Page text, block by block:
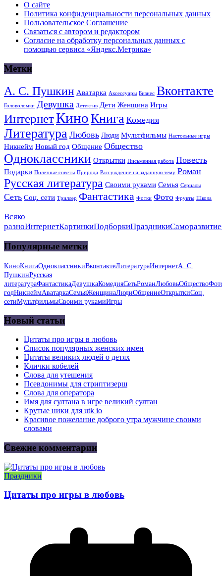
О сайте
Политика конфиденциальности персональных данных
Пользовательское Соглашение
Связаться с автором и редактором
Согласие на обработку персональных данных с
помощью сервиса «Яндекс.Метрика»
Метки
А. С. Пушкин Аватарка Аксессуары Бизнес Вконтакте
Головоломки Девушка Детектив Дети Женщина Игры
ИнтернетКиноКнига Комедия
Литература Любовь Люди Мультфильмы Настольные игры
Никнейм Новый год Общение Общество
Одноклассники Открытки Письменная работа Повесть
Подарки Полезные советы Природа Рассуждение на заданную тему Роман
Русская литература Своими руками Семья Сериалы
Сеть Соц. сети Триллер Фантастика Фотки Фото Фрукты Школа
Всяко
разноИнтернетКартинкиПодборкиПраздникиСаморазвитие
Популярные метки
КиноКнигаОдноклассникиВконтактеЛитератураИнтернетА. С.
ПушкинРусская
литератураФантастикаДевушкаКомедияСетьРоманЛюбовьОбщество
годНикнеймАватаркаСемьяЖенщинаЛюдиОбщениеОткрыткиСоц.
сетиМультфильмыСвоими рукамиИгры
Новый статьи
Цитаты про игры в любовь
Список популярных женских имен
Цитаты великих людей о детях
Клички кобелей
Слова для утешения
Псевдонимы для стриптизерш
Слова для оператора
Имя для султана в игре великий султан
Крутые ники для utk io
Красивое пожелание доброго утра мужчине своими
словами
Свежие комментарии
Праздники
Цитаты про игры в любовь